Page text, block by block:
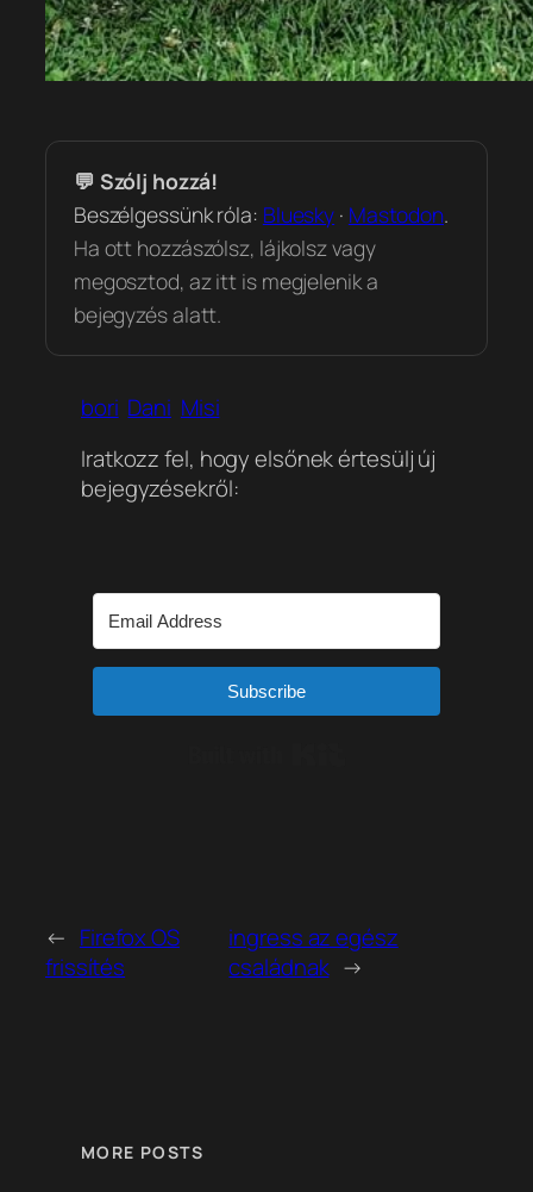
💬 Szólj hozzá!
Beszélgessünk róla: Bluesky · Mastodon.
Ha ott hozzászólsz, lájkolsz vagy
megosztod, az itt is megjelenik a
bejegyzés alatt.
bori Dani Misi
Iratkozz fel, hogy elsőnek értesülj új
bejegyzésekről:
Subscribe
← Firefox OS
frissítés
ingress az egész
családnak →
MORE POSTS